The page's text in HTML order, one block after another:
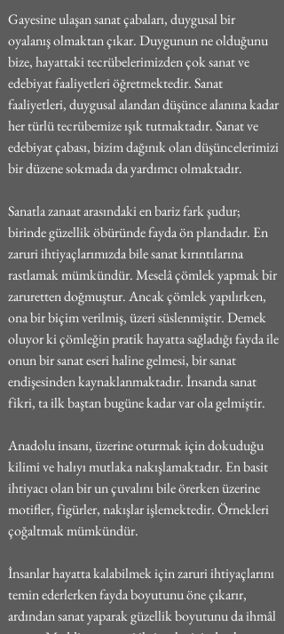
Gayesine ulaşan sanat çabaları, duygusal bir
oyalanış olmaktan çıkar. Duygunun ne olduğunu
bize, hayattaki tecrübelerimizden çok sanat ve
edebiyat faaliyetleri öğretmektedir. Sanat
faaliyetleri, duygusal alandan düşünce alanına kadar
her türlü tecrübemize ışık tutmaktadır. Sanat ve
edebiyat çabası, bizim dağınık olan düşüncelerimizi
bir düzene sokmada da yardımcı olmaktadır.
Sanatla zanaat arasındaki en bariz fark şudur;
birinde güzellik öbüründe fayda ön plandadır. En
zaruri ihtiyaçlarımızda bile sanat kırıntılarına
rastlamak mümkündür. Meselâ çömlek yapmak bir
zaruretten doğmuştur. Ancak çömlek yapılırken,
ona bir biçim verilmiş, üzeri süslenmiştir. Demek
oluyor ki çömleğin pratik hayatta sağladığı fayda ile
onun bir sanat eseri haline gelmesi, bir sanat
endişesinden kaynaklanmaktadır. İnsanda sanat
fikri, ta ilk baştan bugüne kadar var ola gelmiştir.
Anadolu insanı, üzerine oturmak için dokuduğu
kilimi ve halıyı mutlaka nakışlamaktadır. En basit
ihtiyacı olan bir un çuvalını bile örerken üzerine
motifler, figürler, nakışlar işlemektedir. Örnekleri
çoğaltmak mümkündür.
İnsanlar hayatta kalabilmek için zaruri ihtiyaçlarını
temin ederlerken fayda boyutunu öne çıkarır,
ardından sanat yaparak güzellik boyutunu da ihmâl